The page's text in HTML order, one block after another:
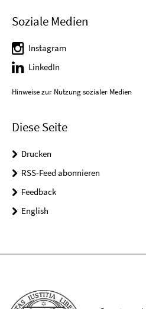
Soziale Medien
Instagram
LinkedIn
Hinweise zur Nutzung sozialer Medien
Diese Seite
Drucken
RSS-Feed abonnieren
Feedback
English